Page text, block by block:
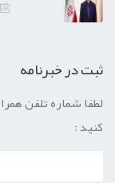
ثبت در خبرنامه
لطفا شماره تلفن
کنید :